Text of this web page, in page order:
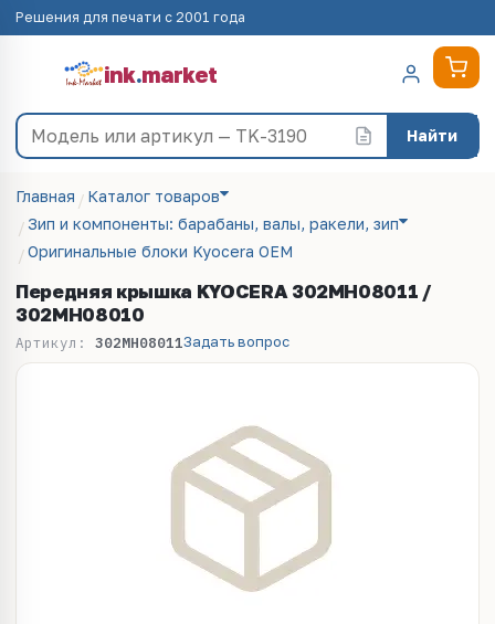
Решения для печати с 2001 года
ink.market
Найти
Главная
Каталог товаров
Зип и компоненты: барабаны, валы, ракели, зип
Оригинальные блоки Kyocera OEM
Передняя крышка KYOCERA 302MH08011 /
302MH08010
Артикул: 302MH08011Задать вопрос